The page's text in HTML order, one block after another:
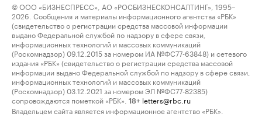
© ООО «БИЗНЕСПРЕСС», АО «РОСБИЗНЕСКОНСАЛТИНГ», 1995–
2026. Сообщения и материалы информационного агентства «РБК»
(свидетельство о регистрации средства массовой информации
выдано Федеральной службой по надзору в сфере связи,
информационных технологий и массовых коммуникаций
(Роскомнадзор) 09.12.2015 за номером ИА №ФС77-63848) и сетевого
издания «РБК» (свидетельство о регистрации средства массовой
информации выдано Федеральной службой по надзору в сфере связи,
информационных технологий и массовых коммуникаций
(Роскомнадзор) 03.12.2021 за номером ЭЛ №ФС77-82385)
сопровождаются пометкой «РБК».
18+ letters@rbc.ru
Владельцем сайта является информационное агентство «РБК».